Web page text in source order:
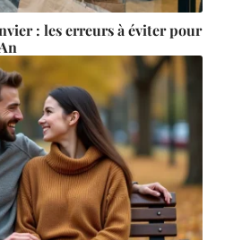
: les erreurs à éviter pour